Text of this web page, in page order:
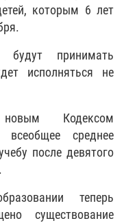
которым 6 лет
принимать
исполняться не
Кодексом
всеобщее среднее
после девятого
теперь
существование